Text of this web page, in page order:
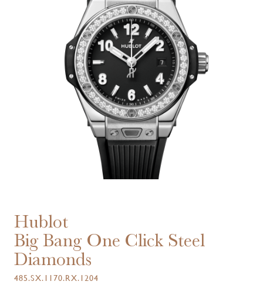
Hublot
Big Bang One Click Steel
Diamonds
485.SX.1170.RX.1204